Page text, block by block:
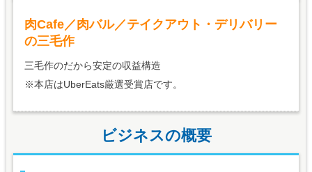
肉Cafe／肉バル／テイクアウト・デリバリー
の三毛作
三毛作のだから安定の収益構造
※本店はUberEats厳選受賞店です。
ビジネスの概要